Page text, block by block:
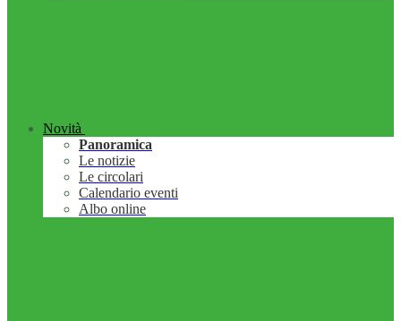
Novità
Panoramica
Le notizie
Le circolari
Calendario eventi
Albo online